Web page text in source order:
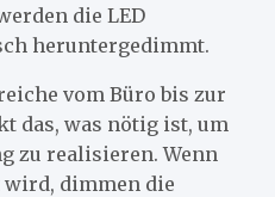
die LED
heruntergedimmt.
vom Büro bis zur
das, was nötig ist, um
zu realisieren. Wenn
dimmen die